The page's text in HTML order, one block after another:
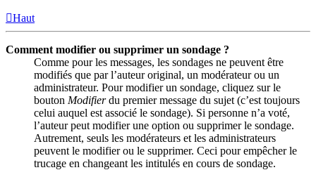
Haut
Comment modifier ou supprimer un sondage ?
Comme pour les messages, les sondages ne peuvent être
modifiés que par l’auteur original, un modérateur ou un
administrateur. Pour modifier un sondage, cliquez sur le
bouton Modifierdu premier message du sujet (c’est toujours
celui auquel est associé le sondage). Si personne n’a voté,
l’auteur peut modifier une option ou supprimer le sondage.
Autrement, seuls les modérateurs et les administrateurs
peuvent le modifier ou le supprimer. Ceci pour empêcher le
trucage en changeant les intitulés en cours de sondage.